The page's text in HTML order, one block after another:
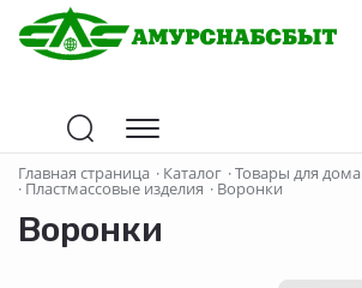
Главная страница · Каталог ·Товары для дома
· Пластмассовые изделия · Воронки
Воронки
В рублях